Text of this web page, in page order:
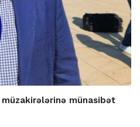
münasibət